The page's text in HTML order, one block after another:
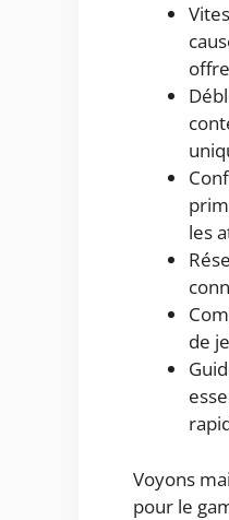
les
de
Voyons
pour le